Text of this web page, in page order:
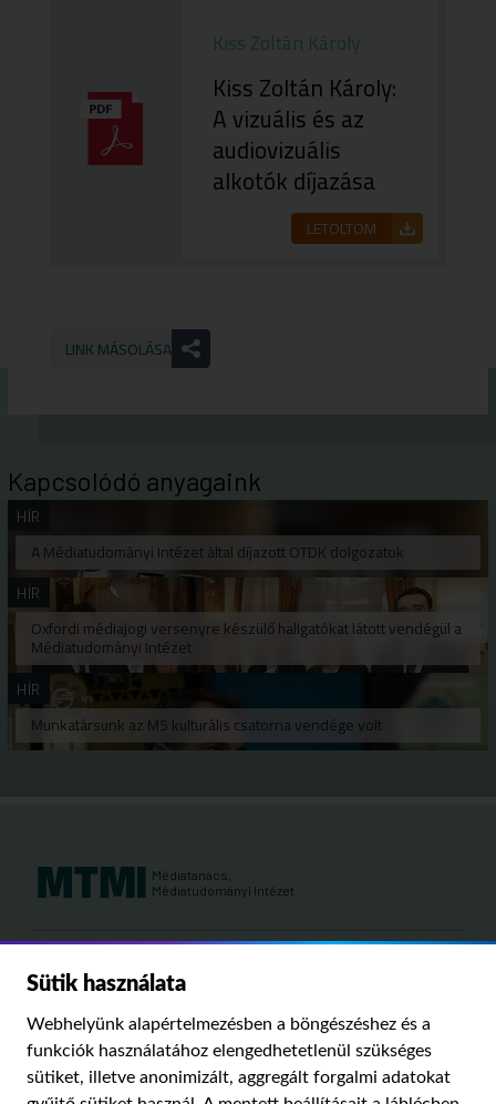
Kiss Zoltán Károly
Kiss Zoltán Károly:
A vizuális és az
audiovizuális
alkotók díjazása
LETÖLTÖM
LINK MÁSOLÁSA
Kapcsolódó anyagaink
HÍR
A Médiatudományi Intézet által díjazott OTDK dolgozatok
HÍR
Oxfordi médiajogi versenyre készülő hallgatókat látott vendégül a
Médiatudományi Intézet
HÍR
Munkatársunk az M5 kulturális csatorna vendége volt
Sütik használata
Webhelyünk alapértelmezésben a böngészéshez és a
funkciók használatához elengedhetetlenül szükséges
sütiket, illetve anonimizált, aggregált forgalmi adatokat
Médiatanács,
Médiatudományi Intézet
Kutatási területeink:
MÉDIA ÉS TÁRSADALOM